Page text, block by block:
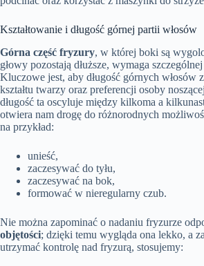
Kształtowanie i długość górnej partii włosów
Górna część fryzury, w której boki są
głowy pozostają dłuższe, wymaga
Kluczowe jest, aby długość górnych włosów
kształtu twarzy oraz preferencji osoby
długość ta oscyluje między kilkoma a
otwiera nam drogę do różnorodnych
na przykład:
unieść,
zaczesywać do tyłu,
zaczesywać na bok,
formować w nieregularny czub.
Nie można zapominać o nadaniu fryzurze
objętości; dzięki temu wygląda ona lekko, a
utrzymać kontrolę nad fryzurą, stosujemy: